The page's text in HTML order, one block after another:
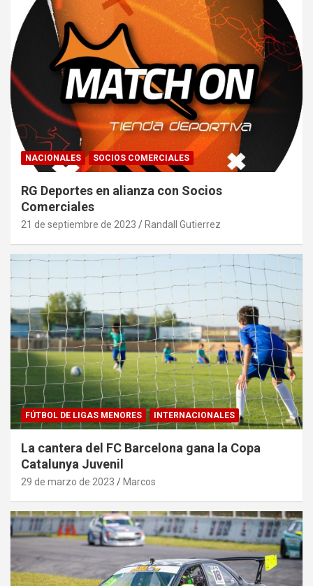
NACIONALES SOCIOS COMERCIALES
RG Deportes en alianza con Socios
Comerciales
21 de septiembre de 2023 Randall Gutierrez
FÚTBOL DE LIGAS MENORES INTERNACIONALES
La cantera del FC Barcelona gana la Copa
Catalunya Juvenil
29 de marzo de 2023 Marcos